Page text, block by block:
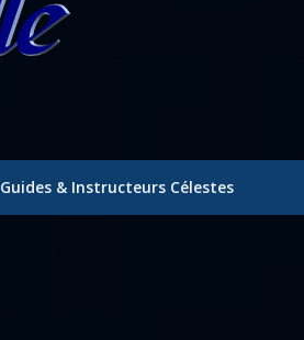
Guides & Instructeurs Célestes